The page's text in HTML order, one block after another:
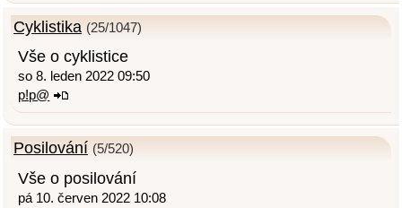
Cyklistika (25/1047)
Vše o cyklistice
so 8. leden 2022 09:50
p!p@
Posilování (5/520)
Vše o posilování
pá 10. červen 2022 10:08